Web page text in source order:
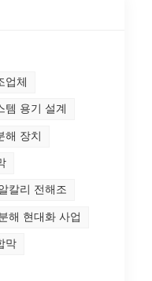
업체
템 용기 설계
해 장치
칼리 전해조
해 현대화 사업
막